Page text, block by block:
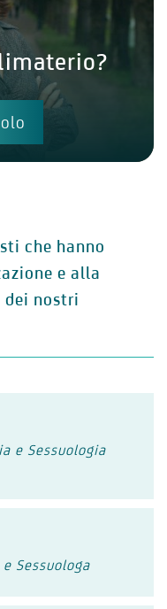
che hanno
e alla
nostri
e Sessuologia
Sessuologa